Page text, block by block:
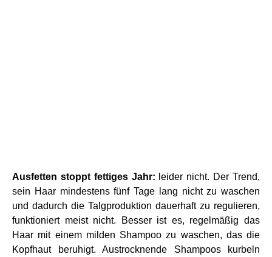
Ausfetten stoppt fettiges Jahr: leider nicht. Der Trend,
sein Haar mindestens fünf Tage lang nicht zu waschen
und dadurch die Talgproduktion dauerhaft zu regulieren,
funktioniert meist nicht. Besser ist es, regelmäßig das
Haar mit einem milden Shampoo zu waschen, das die
Kopfhaut beruhigt. Austrocknende Shampoos kurbeln